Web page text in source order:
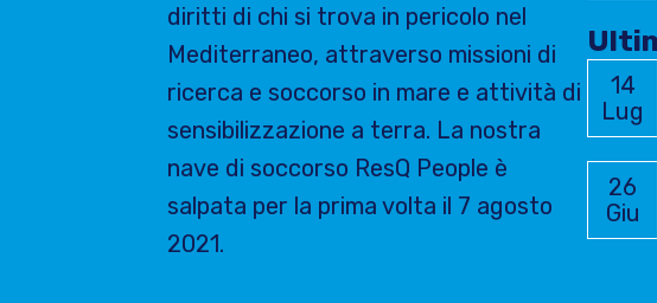
diritti di chi si trova in pericolo nel
Mediterraneo, attraverso missioni di
ricerca e soccorso in mare e attività di
sensibilizzazione a terra. La nostra
nave di soccorso ResQ People è
salpata per la prima volta il 7 agosto
2021.
14
Lug
26
Giu